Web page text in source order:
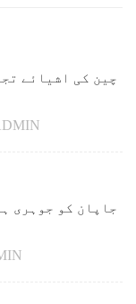
چین کی اشیائے
جاپان کو جوہری